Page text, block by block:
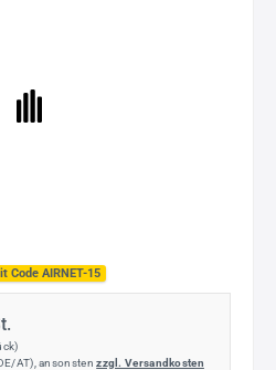
Code AIRNET-15
AT), ansonstenzzgl. Versandkosten